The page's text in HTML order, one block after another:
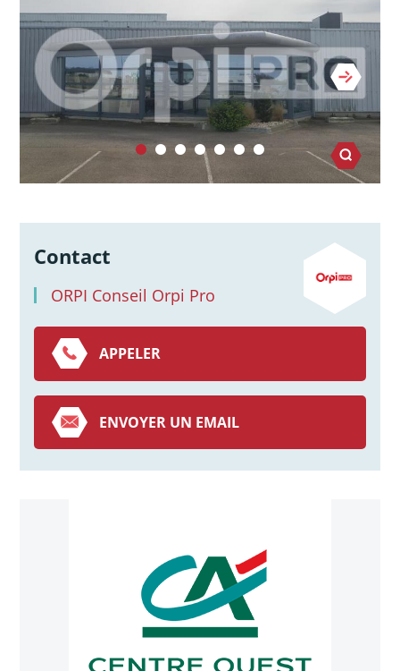
Contact
ORPI Conseil Orpi Pro
APPELER
ENVOYER UN EMAIL